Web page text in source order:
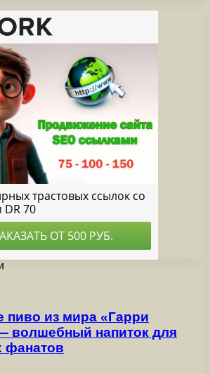
пиво из мира «Гарри
волшебный напиток для
фанатов